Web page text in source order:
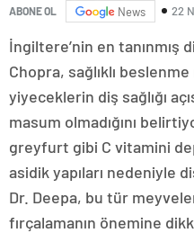
ABONE OL News 22
İngiltere’nin en tanınmış
Chopra, sağlıklı
yiyeceklerin diş sağlığı
masum olmadığını
greyfurt gibi C vitamini
asidik yapıları nedeniyle
Dr. Deepa, bu tür
fırçalamanın önemine